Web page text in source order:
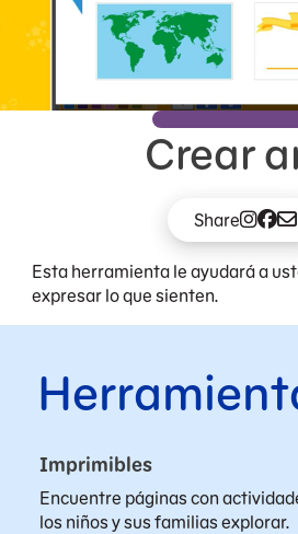
Crear
Share
Esta herramienta le ayudará a
expresar lo que sienten.
Imprimibles
Encuentre páginas con
los niños y sus familias explorar.